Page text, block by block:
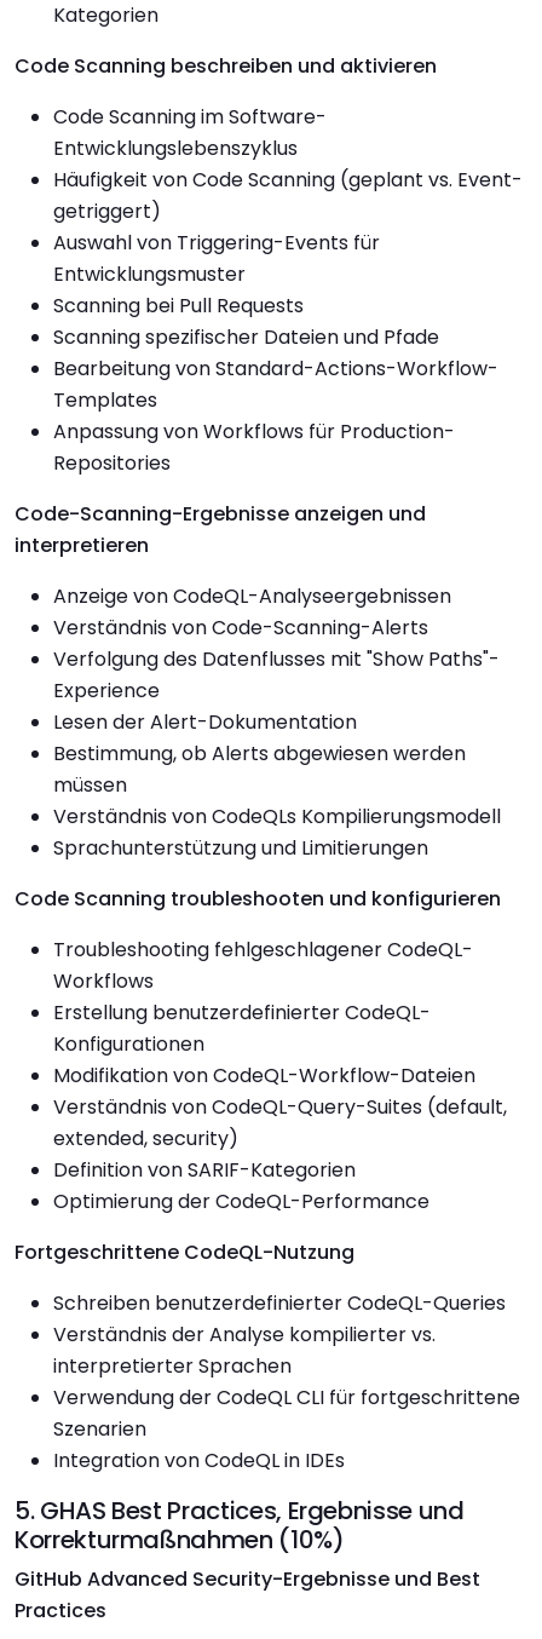
Kategorien
Code Scanning beschreiben und aktivieren
Code Scanning im Software-
Entwicklungslebenszyklus
Häufigkeit von Code Scanning (geplant vs. Event-
getriggert)
Auswahl von Triggering-Events für
Entwicklungsmuster
Scanning bei Pull Requests
Scanning spezifischer Dateien und Pfade
Bearbeitung von Standard-Actions-Workflow-
Templates
Anpassung von Workflows für Production-
Repositories
Code-Scanning-Ergebnisse anzeigen und
interpretieren
Anzeige von CodeQL-Analyseergebnissen
Verständnis von Code-Scanning-Alerts
Verfolgung des Datenflusses mit "Show Paths"-
Experience
Lesen der Alert-Dokumentation
Bestimmung, ob Alerts abgewiesen werden
müssen
Verständnis von CodeQLs Kompilierungsmodell
Sprachunterstützung und Limitierungen
Code Scanning troubleshooten und konfigurieren
Troubleshooting fehlgeschlagener CodeQL-
Workflows
Erstellung benutzerdefinierter CodeQL-
Konfigurationen
Modifikation von CodeQL-Workflow-Dateien
Verständnis von CodeQL-Query-Suites (default,
extended, security)
Definition von SARIF-Kategorien
Optimierung der CodeQL-Performance
Fortgeschrittene CodeQL-Nutzung
Schreiben benutzerdefinierter CodeQL-Queries
Verständnis der Analyse kompilierter vs.
interpretierter Sprachen
Verwendung der CodeQL CLI für fortgeschrittene
Szenarien
Integration von CodeQL in IDEs
5. GHAS Best Practices, Ergebnisse und
Korrekturmaßnahmen (10%)
GitHub Advanced Security-Ergebnisse und Best
Practices